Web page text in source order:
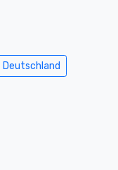
Deutschland